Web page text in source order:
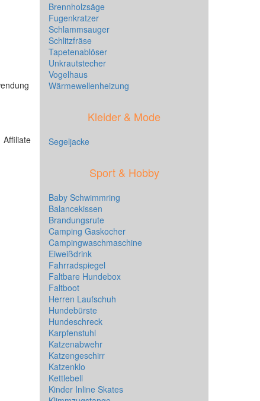
Affiliate
Brennholzsäge
Fugenkratzer
Schlammsauger
Schlitzfräse
Tapetenablöser
Unkrautstecher
Vogelhaus
Wärmewellenheizung
Kleider & Mode
Segeljacke
Sport & Hobby
Baby Schwimmring
Balancekissen
Brandungsrute
Camping Gaskocher
Campingwaschmaschine
Eiweißdrink
Fahrradspiegel
Faltbare Hundebox
Faltboot
Herren Laufschuh
Hundebürste
Hundeschreck
Karpfenstuhl
Katzenabwehr
Katzengeschirr
Katzenklo
Kettlebell
Kinder Inline Skates